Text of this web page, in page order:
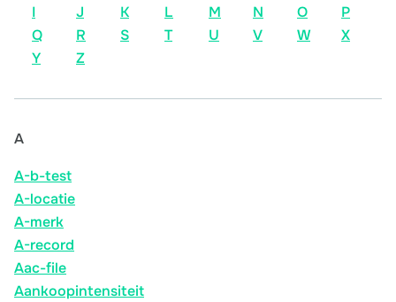
I
J K L M N O
P
Q
R S T U V W
X
Y
Z
A
A-b-test
A-locatie
A-merk
A-record
Aac-file
Aankoopintensiteit